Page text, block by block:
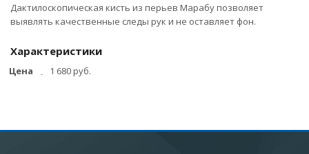
Дактилоскопическая кисть из перьев Марабу позволяет
выявлять качественные следы рук и не оставляет фон.
Характеристики
Цена 1 680 руб.